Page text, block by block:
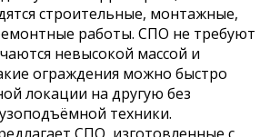
строительные, монтажные,
работы. СПО не требуют
невысокой массой и
ограждения можно быстро
локации на другую без
техники.